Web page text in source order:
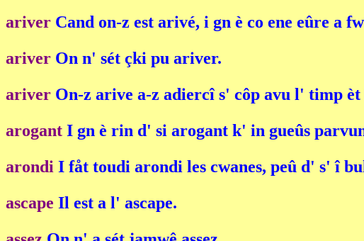
ariver Cand on-z est arivé, i gn è co ene eûre a
ariver On n' sét çki pu ariver.
ariver On-z arive a-z adiercî s' côp avu l' timp
arogant I gn è rin d' si arogant k' in gueûs
arondi I fåt toudi arondi les cwanes, peû d' s' î
ascape Il est a l' ascape.